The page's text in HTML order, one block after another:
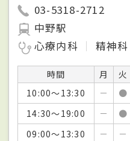
03-5318-2712
中野駅
心療内科
精神科
時間 月 火
10:00～13:30
－ ●
14:30～19:00
－ ●
09:00～13:30
－ －